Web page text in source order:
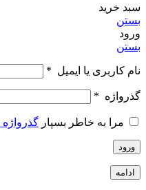
سبد خرید
بستن
ورود
بستن
نام کاربری یا ایمیل *
گذرواژه *
مرا به خاطر بسپار
ورود
ادامه